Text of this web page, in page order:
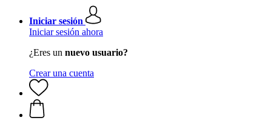
Iniciar sesión
Iniciar sesión ahora
¿Eres un nuevo usuario?
Crear una cuenta